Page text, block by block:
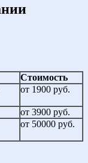
Стоимость
от 1900 руб.
от 3900 руб.
от 50000 руб.